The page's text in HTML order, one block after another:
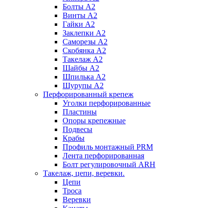
Болты А2
Винты А2
Гайки А2
Заклепки А2
Саморезы А2
Скобянка А2
Такелаж А2
Шайбы А2
Шпилька А2
Шурупы А2
Перфорированный крепеж
Уголки перфорированные
Пластины
Опоры крепежные
Подвесы
Крабы
Профиль монтажный PRM
Лента перфорированная
Болт регулировочный ARH
Такелаж, цепи, веревки.
Цепи
Троса
Веревки